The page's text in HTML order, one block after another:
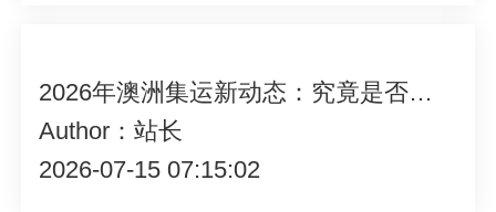
2026年澳洲集运新动态：究竟是否支持货到付款？快来一探究竟！
Author：站长
2026-07-15 07:15:02